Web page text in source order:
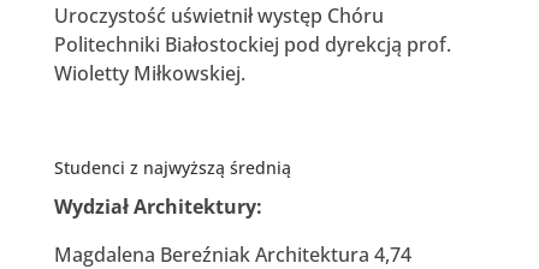
Uroczystość uświetnił występ Chóru
Politechniki Białostockiej pod dyrekcją prof.
Wioletty Miłkowskiej.
Studenci z najwyższą średnią
Wydział Architektury:
Magdalena Bereźniak Architektura 4,74